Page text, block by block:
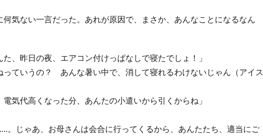
気ない一言だった。あれが原因で、まさか、あんなことになるなん
、昨日の夜、エアコン付けっぱなしで寝たでしょ！」
っていうの？ あんな暑い中で、消して寝れるわけないじゃん（アイス
気代高くなった分、あんたの小遣いから引くからね」
。じゃあ、お母さんは会合に行ってくるから、あんたたち、適当にご